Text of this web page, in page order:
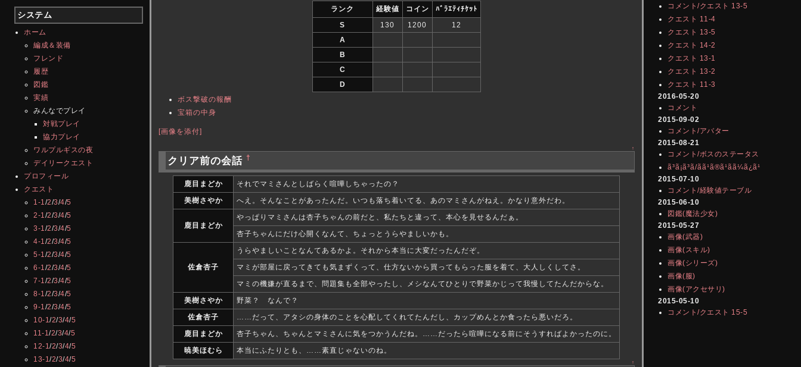
システム
ホーム
編成＆装備
フレンド
履歴
図鑑
実績
みんなでプレイ
対戦プレイ
協力プレイ
ワルプルギスの夜
デイリークエスト
プロフィール
クエスト
1-1/2/3/4/5
2-1/2/3/4/5
3-1/2/3/4/5
4-1/2/3/4/5
5-1/2/3/4/5
6-1/2/3/4/5
7-1/2/3/4/5
8-1/2/3/4/5
9-1/2/3/4/5
10-1/2/3/4/5
11-1/2/3/4/5
12-1/2/3/4/5
13-1/2/3/4/5
ランク 経験値 コイン
ﾊﾞﾗｴﾃｨﾁｹｯﾄ
S
130 1200
12
A
B
C
D
ボス撃破の報酬
宝箱の中身
[画像を添付]
↑
クリア前の会話 †
鹿目まどか
それでマミさんとしばらく喧嘩しちゃったの？
美樹さやか
へえ。そんなことがあったんだ。いつも落ち着いてる、あのマミさんがねえ。かなり意外だわ。
鹿目まどか
やっぱりマミさんは杏子ちゃんの前だと、私たちと違って、本心を見せるんだぁ。
杏子ちゃんにだけ心開くなんて、ちょっとうらやましいかも。
佐倉杏子
うらやましいことなんてあるかよ。それから本当に大変だったんだぞ。
マミが部屋に戻ってきても気まずくって、仕方ないから買ってもらった服を着て、大人しくしてさ。
マミの機嫌が直るまで、問題集も全部やったし、メシなんてひとりで野菜かじって我慢してたんだからな。
美樹さやか
野菜？ なんで？
佐倉杏子
……だって、アタシの身体のことを心配してくれてたんだし、カップめんとか食ったら悪いだろ。
鹿目まどか
杏子ちゃん、ちゃんとマミさんに気をつかうんだね。……だったら喧嘩になる前にそうすればよかったのに。
暁美ほむら
本当にふたりとも、……素直じゃないのね。
↑
コメント/クエスト 13-5
クエスト 11-4
クエスト 13-5
クエスト 14-2
クエスト 13-1
クエスト 13-2
クエスト 11-3
2016-05-20
コメント
2015-09-02
コメント/アバター
2015-08-21
コメント/ボスのステータス
ã³ã¡ã³ã/ãã¹ã®ã¹ãã¼ã¿ã¹
2015-07-10
コメント/経験値テーブル
2015-06-10
図鑑(魔法少女)
2015-05-27
画像(武器)
画像(スキル)
画像(シリーズ)
画像(服)
画像(アクセサリ)
2015-05-10
コメント/クエスト 15-5